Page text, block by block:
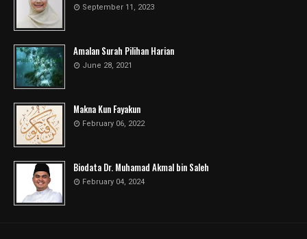
September 11, 2023
Amalan Surah Pilihan Harian
June 28, 2021
Makna Kun Fayakun
February 06, 2022
Biodata Dr. Muhamad Akmal bin Saleh
February 04, 2024